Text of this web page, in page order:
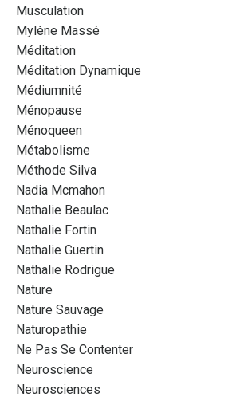
Musculation
Mylène Massé
Méditation
Méditation Dynamique
Médiumnité
Ménopause
Ménoqueen
Métabolisme
Méthode Silva
Nadia Mcmahon
Nathalie Beaulac
Nathalie Fortin
Nathalie Guertin
Nathalie Rodrigue
Nature
Nature Sauvage
Naturopathie
Ne Pas Se Contenter
Neuroscience
Neurosciences